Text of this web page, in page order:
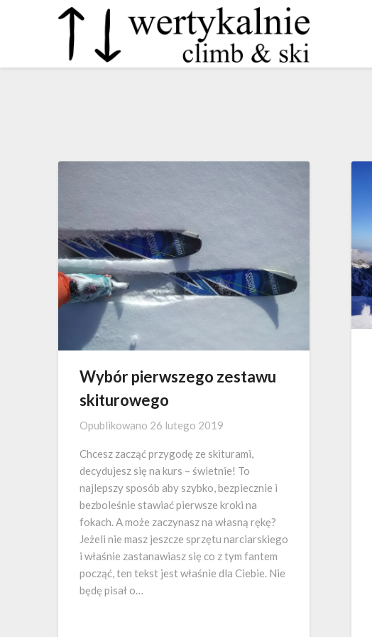
Wybór pierwszego zestawu
skiturowego
Opublikowano 26 lutego 2019
Chcesz zacząć przygodę ze skiturami,
decydujesz się na kurs – świetnie! To
najlepszy sposób aby szybko, bezpiecznie i
bezboleśnie stawiać pierwsze kroki na
fokach. A może zaczynasz na własną rękę?
Jeżeli nie masz jeszcze sprzętu narciarskiego
i właśnie zastanawiasz się co z tym fantem
począć, ten tekst jest właśnie dla Ciebie. Nie
będę pisał o…